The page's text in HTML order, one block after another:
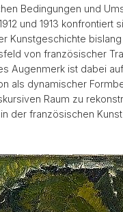
Bedingungen und
und 1913
Kunstgeschichte
von französischer
Augenmerk ist dabei
als dynamischer
Raum zu
der französischen